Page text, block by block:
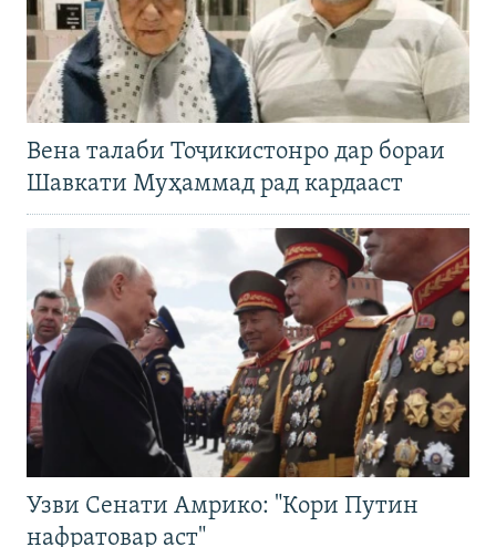
Вена талаби Тоҷикистонро дар бораи
Шавкати Муҳаммад рад кардааст
Узви Сенати Амрико: "Кори Путин
нафратовар аст"